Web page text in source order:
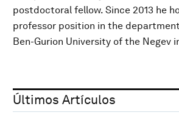
postdoctoral fellow. Since 2013 he
professor position in the
Ben-Gurion University of the Negev
Últimos Artículos